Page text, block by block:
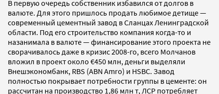
В первую очередь собственник избавился от долгов в
валюте. Для этого пришлось продать любимое детище —
современный цементный завод в Сланцах Ленинградской
области. Под его строительство компания когда-то и
назанимала в валюте — финансирование этого проекта не
сворачивалось даже в кризис 2008-го, всего Молчанов
вложил в проект около €450 млн, деньги выделяли
Внешэкономбанк, RBS (ABN Amro) и HSBC. Завод
полностью покрывает потребности группы в цементе: он
рассчитан на производство 1,86 млн т, ЛСР потребляет